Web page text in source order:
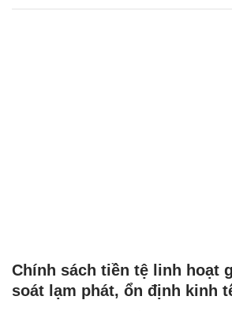
Chính sách tiền tệ linh hoạt
soát lạm phát, ổn định kinh